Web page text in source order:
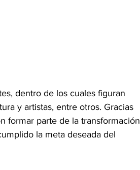
dentro de los cuales figuran
y artistas, entre otros. Gracias
formar parte de la transformación
la meta deseada del